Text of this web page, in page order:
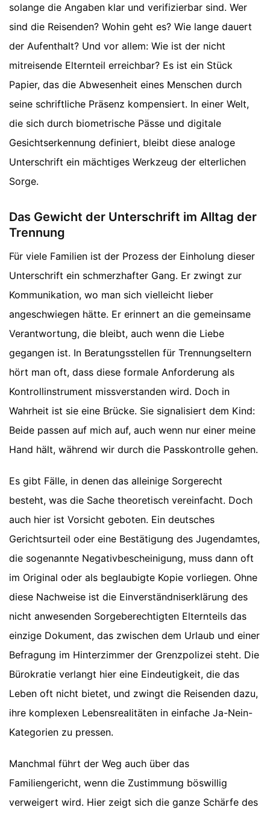
solange die Angaben klar und verifizierbar sind. Wer
sind die Reisenden? Wohin geht es? Wie lange dauert
der Aufenthalt? Und vor allem: Wie ist der nicht
mitreisende Elternteil erreichbar? Es ist ein Stück
Papier, das die Abwesenheit eines Menschen durch
seine schriftliche Präsenz kompensiert. In einer Welt,
die sich durch biometrische Pässe und digitale
Gesichtserkennung definiert, bleibt diese analoge
Unterschrift ein mächtiges Werkzeug der elterlichen
Sorge.
Das Gewicht der Unterschrift im Alltag der
Trennung
Für viele Familien ist der Prozess der Einholung dieser
Unterschrift ein schmerzhafter Gang. Er zwingt zur
Kommunikation, wo man sich vielleicht lieber
angeschwiegen hätte. Er erinnert an die gemeinsame
Verantwortung, die bleibt, auch wenn die Liebe
gegangen ist. In Beratungsstellen für Trennungseltern
hört man oft, dass diese formale Anforderung als
Kontrollinstrument missverstanden wird. Doch in
Wahrheit ist sie eine Brücke. Sie signalisiert dem Kind:
Beide passen auf mich auf, auch wenn nur einer meine
Hand hält, während wir durch die Passkontrolle gehen.
Es gibt Fälle, in denen das alleinige Sorgerecht
besteht, was die Sache theoretisch vereinfacht. Doch
auch hier ist Vorsicht geboten. Ein deutsches
Gerichtsurteil oder eine Bestätigung des Jugendamtes,
die sogenannte Negativbescheinigung, muss dann oft
im Original oder als beglaubigte Kopie vorliegen. Ohne
diese Nachweise ist die Einverständniserklärung des
nicht anwesenden Sorgeberechtigten Elternteils das
einzige Dokument, das zwischen dem Urlaub und einer
Befragung im Hinterzimmer der Grenzpolizei steht. Die
Bürokratie verlangt hier eine Eindeutigkeit, die das
Leben oft nicht bietet, und zwingt die Reisenden dazu,
ihre komplexen Lebensrealitäten in einfache Ja-Nein-
Kategorien zu pressen.
Manchmal führt der Weg auch über das
Familiengericht, wenn die Zustimmung böswillig
verweigert wird. Hier zeigt sich die ganze Schärfe des